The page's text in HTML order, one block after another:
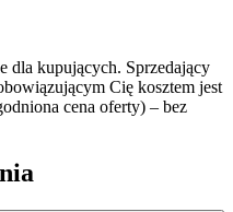
dla kupujących. Sprzedający
Cię kosztem jest
cena oferty) – bez